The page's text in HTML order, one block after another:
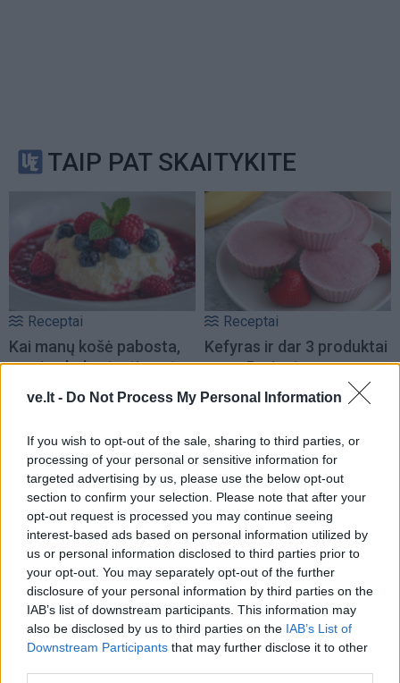
ve.lt - Do Not Process My Personal Information
If you wish to opt-out of the sale, sharing to third parties, or
processing of your personal or sensitive information for
targeted advertising by us, please use the below opt-out
section to confirm your selection. Please note that after your
opt-out request is processed you may continue seeing
interest-based ads based on personal information utilized by
us or personal information disclosed to third parties prior to
your opt-out. You may separately opt-out of the further
disclosure of your personal information by third parties on the
IAB’s list of downstream participants. This information may
also be disclosed by us to third parties on the IAB’s List of
Downstream Participants that may further disclose it to other
TAIP PAT SKAITYKITE
Receptai
Kai manų košė pabosta,
gaminu bubertą: tie patys
manai, bet tekstūra
primena lengvą pudingą
Receptai
Kefyras ir dar 3 produktai
– per 5 minutes
pagaminsite gaivų ledų-
glotnučio desertą
Laisvalaikis
Greitai atleidžia visas
nuoskaudas: kokiomis
dienomis gimsta patys
atlaidžiausi žmonės?
Kultūra
Aušra Butkevičienė:
negaliu atskirti, kur -
darbas, o kur - pomėgis